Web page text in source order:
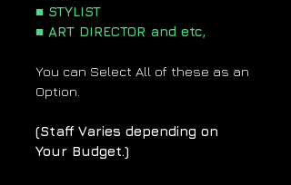
■ STYLIST
■ ART DIRECTOR and etc,
You can Select All of these as an
Option.
(Staff Varies depending on
Your Budget.)